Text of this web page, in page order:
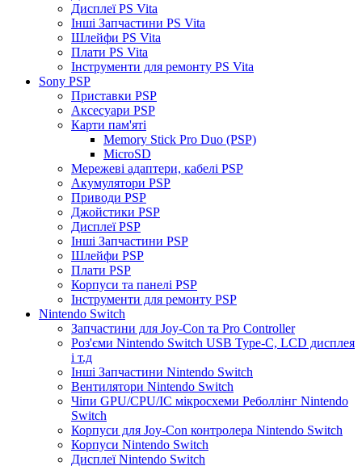
Дисплеї PS Vita
Інші Запчастини PS Vita
Шлейфи PS Vita
Плати PS Vita
Інструменти для ремонту PS Vita
Sony PSP
Приставки PSP
Аксесуари PSP
Карти пам'яті
Memory Stick Pro Duo (PSP)
MicroSD
Мережеві адаптери, кабелі PSP
Акумулятори PSP
Приводи PSP
Джойстики PSP
Дисплеї PSP
Інші Запчастини PSP
Шлейфи PSP
Плати PSP
Корпуси та панелі PSP
Інструменти для ремонту PSP
Nintendo Switch
Запчастини для Joy-Con та Pro Controller
Роз'єми Nintendo Switch USB Type-C, LCD дисплея
і т.д
Інші Запчастини Nintendo Switch
Вентилятори Nintendo Switch
Чіпи GPU/CPU/IC мікросхеми Реболлінг Nintendo
Switch
Корпуси для Joy-Con контролера Nintendo Switch
Корпуси Nintendo Switch
Дисплеї Nintendo Switch